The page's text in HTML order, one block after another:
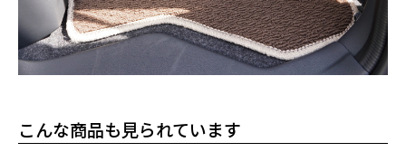
こんな商品も見られています